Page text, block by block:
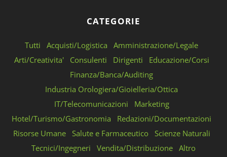
CATEGORIE
Tutti Acquisti/Logistica
Amministrazione/Legale
Arti/Creativita'
Consulenti Dirigenti
Educazione/Corsi
Finanza/Banca/Auditing
Industria Orologiera/Gioielleria/Ottica
IT/Telecomunicazioni
Marketing
Hotel/Turismo/Gastronomia
Redazioni/Documentazioni
Risorse Umane
Salute e Farmaceutico
Scienze Naturali
Tecnici/Ingegneri
Vendita/Distribuzione Altro